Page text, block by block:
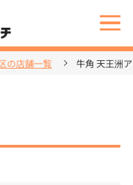
の店舗一覧 牛角 天王洲